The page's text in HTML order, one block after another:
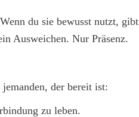
du sie bewusst nutzt, gibt
Ausweichen. Nur Präsenz.
der bereit ist:
zu leben.